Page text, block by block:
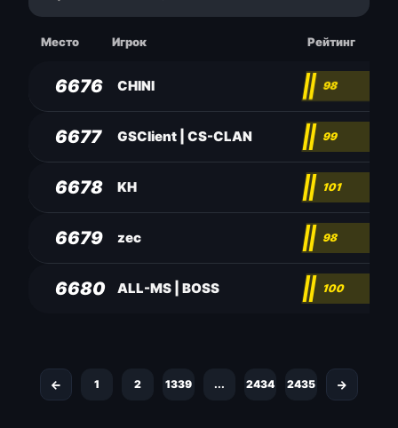
Место Игрок Рейтинг
6676 CHINI 98
6677 GSClient | CS-CLAN 99
6678 KH 101
6679 zec 98
6680 ALL-MS | BOSS 100
1 2 1339 ... 2434 2435